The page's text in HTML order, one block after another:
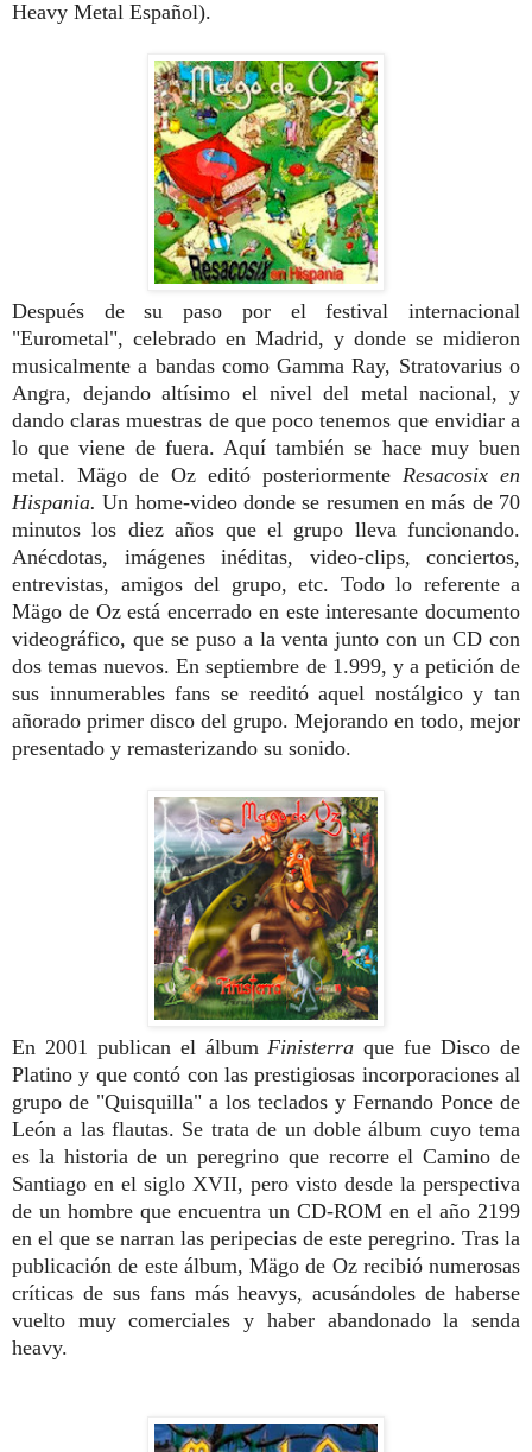
Heavy Metal Español).
Después de su paso por el festival internacional
"Eurometal", celebrado en Madrid, y donde se midieron
musicalmente a bandas como Gamma Ray, Stratovarius o
Angra, dejando altísimo el nivel del metal nacional, y
dando claras muestras de que poco tenemos que envidiar a
lo que viene de fuera. Aquí también se hace muy buen
metal. Mägo de Oz editó posteriormente Resacosix en
Hispania. Un home-video donde se resumen en más de 70
minutos los diez años que el grupo lleva funcionando.
Anécdotas, imágenes inéditas, video-clips, conciertos,
entrevistas, amigos del grupo, etc. Todo lo referente a
Mägo de Oz está encerrado en este interesante documento
videográfico, que se puso a la venta junto con un CD con
dos temas nuevos. En septiembre de 1.999, y a petición de
sus innumerables fans se reeditó aquel nostálgico y tan
añorado primer disco del grupo. Mejorando en todo, mejor
presentado y remasterizando su sonido.
En 2001 publican el álbumFinisterra que fue Disco de
Platino y que contó con las prestigiosas incorporaciones al
grupo de "Quisquilla" a los teclados y Fernando Ponce de
León a las flautas. Se trata de un doble álbum cuyo tema
es la historia de un peregrino que recorre el Camino de
Santiago en el siglo XVII, pero visto desde la perspectiva
de un hombre que encuentra un CD-ROM en el año 2199
en el que se narran las peripecias de este peregrino. Tras la
publicación de este álbum, Mägo de Oz recibió numerosas
críticas de sus fans más heavys, acusándoles de haberse
vuelto muy comerciales y haber abandonado la senda
heavy.